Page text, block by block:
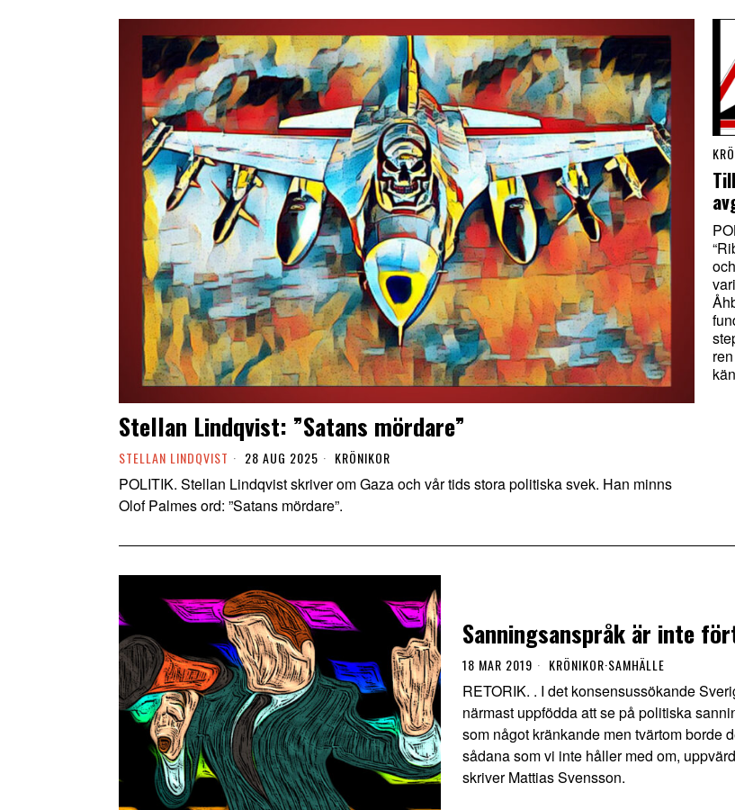
Stellan Lindqvist: ”Satans mördare”
STELLAN LINDQVIST 28 AUG 2025 KRÖNIKOR
POLITIK. Stellan Lindqvist skriver om Gaza och vår tids stora politiska svek. Han minns
Olof Palmes ord: ”Satans mördare”.
Sanningsanspråk är inte
18 MAR 2019 KRÖNIKOR·SAMHÄLLE
RETORIK. . I det konsensussökande
närmast uppfödda att se på politiska
som något kränkande men tvärtom borde
sådana som vi inte håller med om,
skriver Mattias Svensson.